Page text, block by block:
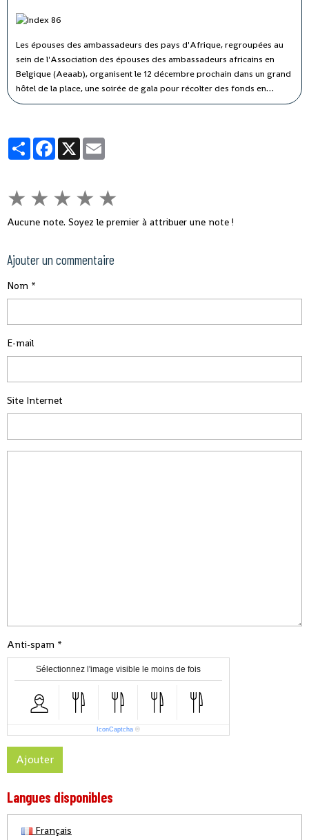
Les épouses des ambassadeurs des pays d'Afrique, regroupées au
sein de l'Association des épouses des ambassadeurs africains en
Belgique (Aeaab), organisent le 12 décembre prochain dans un grand
hôtel de la place, une soirée de gala pour récolter des fonds en
faveur des pays touchés par le virus Ebola, annonce un communiqué
PartagerFacebook
X
★ ★ ★ ★ ★
Aucune note. Soyez le premier à attribuer une note !
Ajouter un commentaire
Nom
E-mail
Site Internet
Anti-spam
Sélectionnez l'image visible le moins de fois
IconCaptcha ©
Ajouter
Langues disponibles
Français